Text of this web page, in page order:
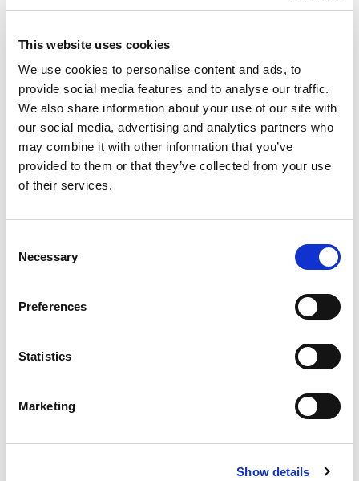
This website uses cookies
We use cookies to personalise content and ads, to
provide social media features and to analyse our traffic.
We also share information about your use of our site with
our social media, advertising and analytics partners who
may combine it with other information that you’ve
provided to them or that they’ve collected from your use
of their services.
Selection
Necessary
Preferences
Statistics
Marketing
Show details
Dimensions maxi de la tôle (mm)
Epaisseur de tôle (mm)
Temps de changement de palette de découpe (s)
Hauteur (mm)
Les données techniques peuvent varier en
fonction des configurations et des options
Veuillez nous contacter pour plus de détails